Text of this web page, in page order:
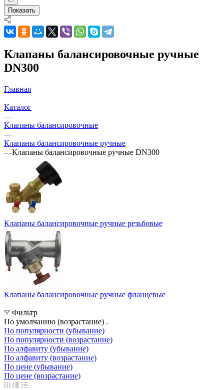
Показать
Клапаны балансировочные ручные
DN300
Главная
—
Каталог
—
Клапаны балансировочные
—
Клапаны балансировочные ручные
—Клапаны балансировочные ручные DN300
Клапаны балансировочные ручные резьбовые
Клапаны балансировочные ручные фланцевые
Фильтр
По умолчанию (возрастание)
По популярности (убывание)
По популярности (возрастание)
По алфавиту (убывание)
По алфавиту (возрастание)
По цене (убывание)
По цене (возрастание)